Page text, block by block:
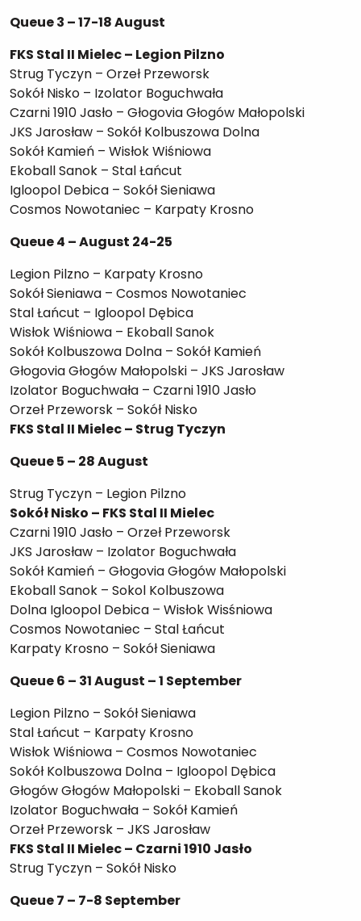
Queue 3 – 17-18 August
FKS Stal II Mielec – Legion Pilzno
Strug Tyczyn – Orzeł Przeworsk
Sokół Nisko – Izolator Boguchwała
Czarni 1910 Jasło – Głogovia Głogów Małopolski
JKS Jarosław – Sokół Kolbuszowa Dolna
Sokół Kamień – Wisłok Wiśniowa
Ekoball Sanok – Stal Łańcut
Igloopol Debica – Sokół Sieniawa
Cosmos Nowotaniec – Karpaty Krosno
Queue 4 – August 24-25
Legion Pilzno – Karpaty Krosno
Sokół Sieniawa – Cosmos Nowotaniec
Stal Łańcut – Igloopol Dębica
Wisłok Wiśniowa – Ekoball Sanok
Sokół Kolbuszowa Dolna – Sokół Kamień
Głogovia Głogów Małopolski – JKS Jarosław
Izolator Boguchwała – Czarni 1910 Jasło
Orzeł Przeworsk – Sokół Nisko
FKS Stal II Mielec – Strug Tyczyn
Queue 5 – 28 August
Strug Tyczyn – Legion Pilzno
Sokół Nisko – FKS Stal II Mielec
Czarni 1910 Jasło – Orzeł Przeworsk
JKS Jarosław – Izolator Boguchwała
Sokół Kamień – Głogovia Głogów Małopolski
Ekoball Sanok – Sokol Kolbuszowa
Dolna Igloopol Debica – Wisłok Wisśniowa
Cosmos Nowotaniec – Stal Łańcut
Karpaty Krosno – Sokół Sieniawa
Queue 6 – 31 August – 1 September
Legion Pilzno – Sokół Sieniawa
Stal Łańcut – Karpaty Krosno
Wisłok Wiśniowa – Cosmos Nowotaniec
Sokół Kolbuszowa Dolna – Igloopol Dębica
Głogów Głogów Małopolski – Ekoball Sanok
Izolator Boguchwała – Sokół Kamień
Orzeł Przeworsk – JKS Jarosław
FKS Stal II Mielec – Czarni 1910 Jasło
Strug Tyczyn – Sokół Nisko
Queue 7 – 7-8 September